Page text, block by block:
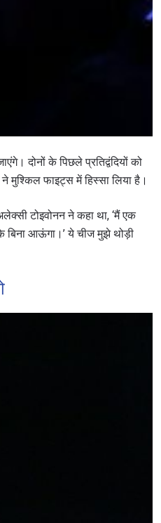
दोनों के पिछले प्रतिद्वंदियों को
फाइट्स में हिस्सा लिया है।
टोइवोनन ने कहा था, ‘मैं एक
आऊंगा।’ ये चीज मुझे थोड़ी